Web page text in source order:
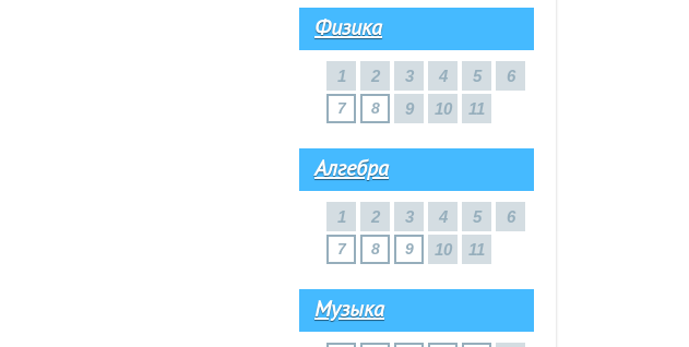
Физика
1 2 3 4 5 6
7 8 9 10 11
Алгебра
1 2 3 4 5 6
7 8 9 10 11
Музыка